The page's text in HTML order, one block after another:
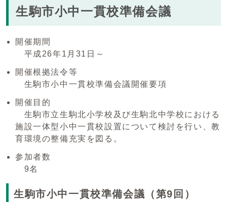
生駒市小中一貫校準備会議
開催期間
平成26年1月31日～
開催根拠法令等
生駒市小中一貫校準備会議開催要項
開催目的
生駒市立生駒北小学校及び生駒北中学校における
施設一体型小中一貫校設置について検討を行い、教
育環境の整備充実を図る。
参加者数
9名
生駒市小中一貫校準備会議（第9回）